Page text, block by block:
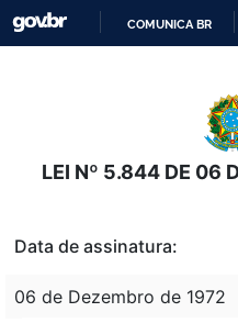
COMUNICA BR
LEI Nº 5.844 DE 06
Data de assinatura:
06 de Dezembro de 1972